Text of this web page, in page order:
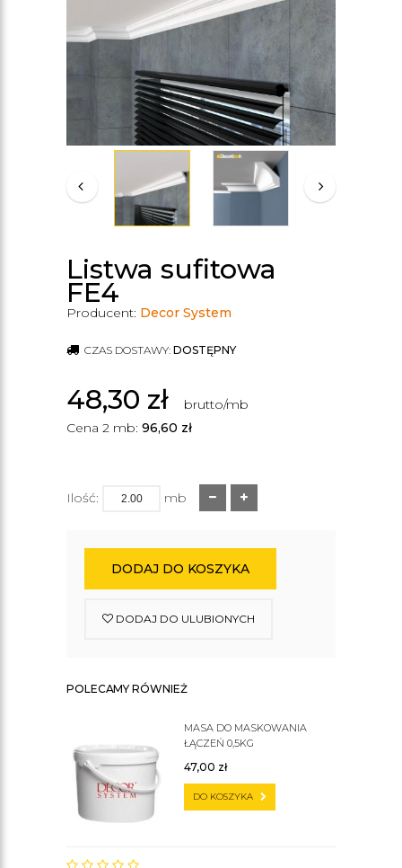
Listwa sufitowa
FE4
Producent: Decor System
CZAS DOSTAWY: DOSTĘPNY
48,30 zł
brutto/mb
Cena 2 mb: 96,60 zł
Ilość: mb
DODAJ DO KOSZYKA
DODAJ DO ULUBIONYCH
POLECAMY RÓWNIEŻ
MASA DO MASKOWANIA
ŁĄCZEŃ 0,5KG
47,00 zł
DO KOSZYKA